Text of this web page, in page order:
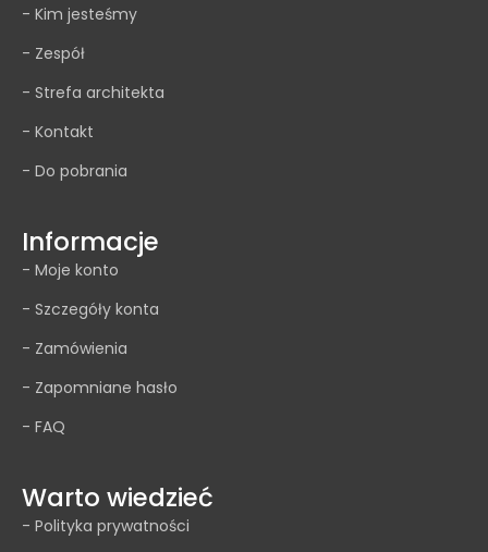
- Kim jesteśmy
- Zespół
- Strefa architekta
- Kontakt
- Do pobrania
Informacje
- Moje konto
- Szczegóły konta
- Zamówienia
- Zapomniane hasło
- FAQ
Warto wiedzieć
- Polityka prywatności